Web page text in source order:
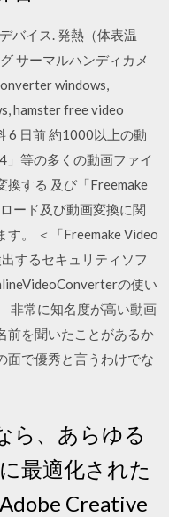
バイス. 発熱（体表温
サーマルハンディカメ
windows,
hamster free video
6 日前 約1000以上の動
」等の多くの動画ファイ
換する 及び「Freemake
ード及び動画変換に関
。 ＜「Freemake Video
するセキュリティソフ
の使い
非常に知名度が高い動画
前を聞いたことがあるか
面で優秀と言うわけでな
ら、あらゆる
最適化された
Creative